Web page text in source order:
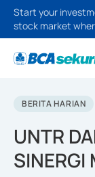
Start your
stock market
BERITA HARIAN
UNTR
SINERGI